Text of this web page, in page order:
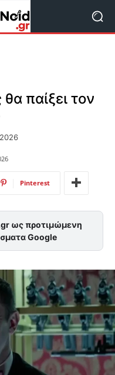
παίξει τον
Pinterest
ως προτιμώμενη
Google